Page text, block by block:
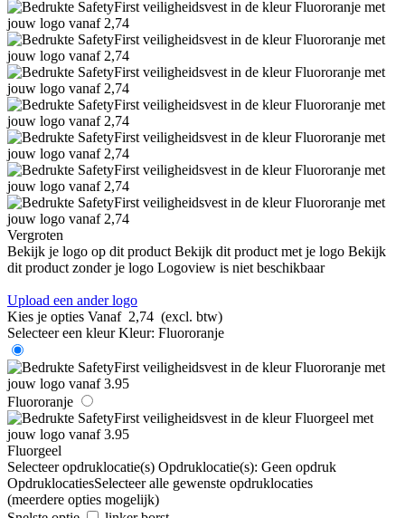
Vergroten
Bekijk je logo op dit product Bekijk dit product met je logo Bekijk
dit product zonder je logo Logoview is niet beschikbaar
Upload een ander logo
Kies je opties Vanaf 2,74 (excl. btw)
Selecteer een kleur Kleur: Fluororanje
Fluororanje
Fluorgeel
Selecteer opdruklocatie(s) Opdruklocatie(s): Geen opdruk
OpdruklocatiesSelecteer alle gewenste opdruklocaties
(meerdere opties mogelijk)